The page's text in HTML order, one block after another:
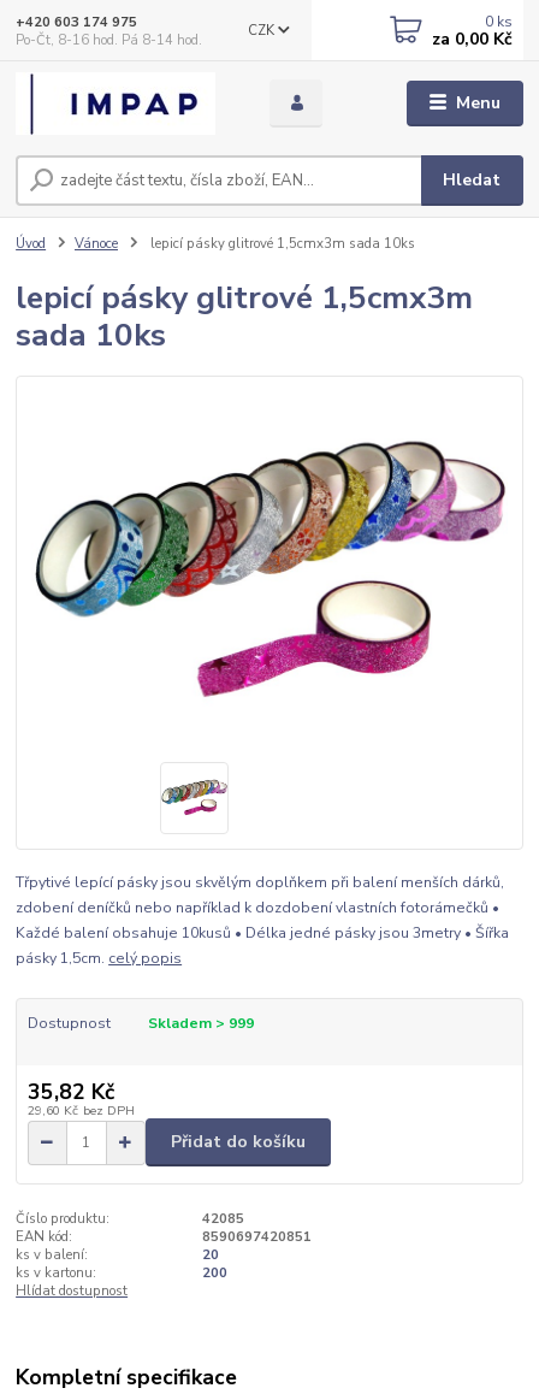
Menu
CZK
Hledat
+420 603 174 975
Po-Čt, 8-16 hod. Pá 8-14 hod.
0 ks
za 0,00 Kč
Úvod Vánoce lepicí pásky glitrové 1,5cmx3m sada 10ks
lepicí pásky glitrové 1,5cmx3m
sada 10ks
Třpytivé lepící pásky jsou skvělým doplňkem při balení menších dárků,
zdobení deníčků nebo například k dozdobení vlastních fotorámečků •
Každé balení obsahuje 10kusů • Délka jedné pásky jsou 3metry • Šířka
pásky 1,5cm. celý popis
Dostupnost Skladem > 999
35,82 Kč
29,60 Kč bez DPH
Přidat do košíku
Číslo produktu:
42085
EAN kód:
8590697420851
ks v balení:
20
ks v kartonu:
200
Hlídat dostupnost
Kompletní specifikace